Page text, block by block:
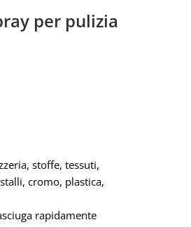
per pulizia
stoffe, tessuti,
cromo, plastica,
rapidamente